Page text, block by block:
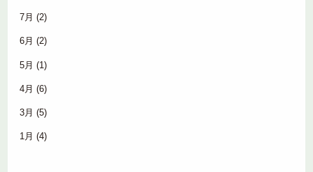
7月 (2)
6月 (2)
5月 (1)
4月 (6)
3月 (5)
1月 (4)